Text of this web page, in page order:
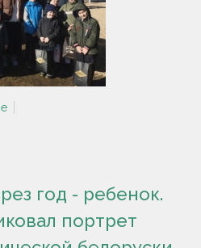
год - ребенок.
портрет